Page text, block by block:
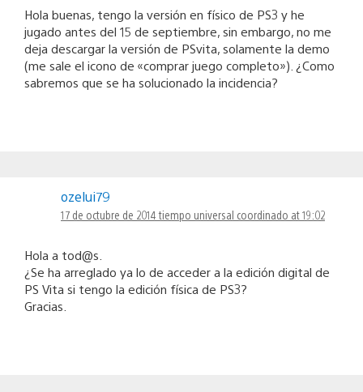
Hola buenas, tengo la versión en físico de PS3 y he
jugado antes del 15 de septiembre, sin embargo, no me
deja descargar la versión de PSvita, solamente la demo
(me sale el icono de «comprar juego completo»). ¿Como
sabremos que se ha solucionado la incidencia?
ozelui79
17 de octubre de 2014 tiempo universal coordinado at 19:02
Hola a tod@s.
¿Se ha arreglado ya lo de acceder a la edición digital de
PS Vita si tengo la edición física de PS3?
Gracias.